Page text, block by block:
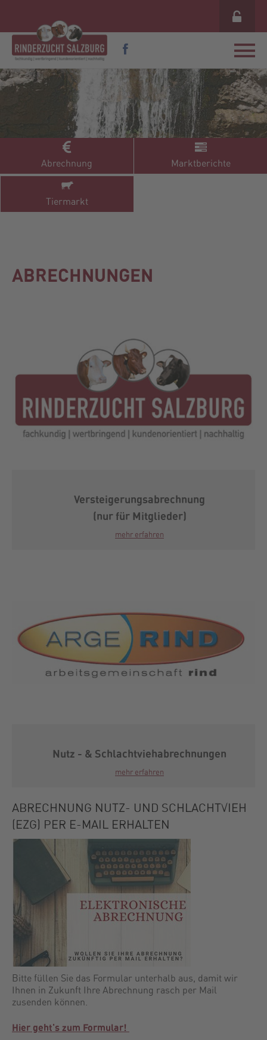
Abrechnung Marktberichte
Tiermarkt
ABRECHNUNGEN
Versteigerungsabrechnung
(nur für Mitglieder)
mehr erfahren
Nutz - & Schlachtviehabrechnungen
mehr erfahren
ABRECHNUNG NUTZ- UND SCHLACHTVIEH
(EZG) PER E-MAIL ERHALTEN
Bitte füllen Sie das Formular unterhalb aus, damit wir
Ihnen in Zukunft Ihre Abrechnung rasch per Mail
zusenden können.
Hier geht's zum Formular!